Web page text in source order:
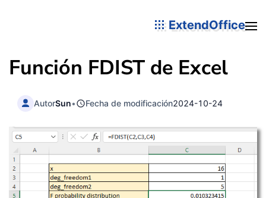
ExtendOffice
Función FDIST de Excel
AutorSun• Fecha de modificación2024-10-24